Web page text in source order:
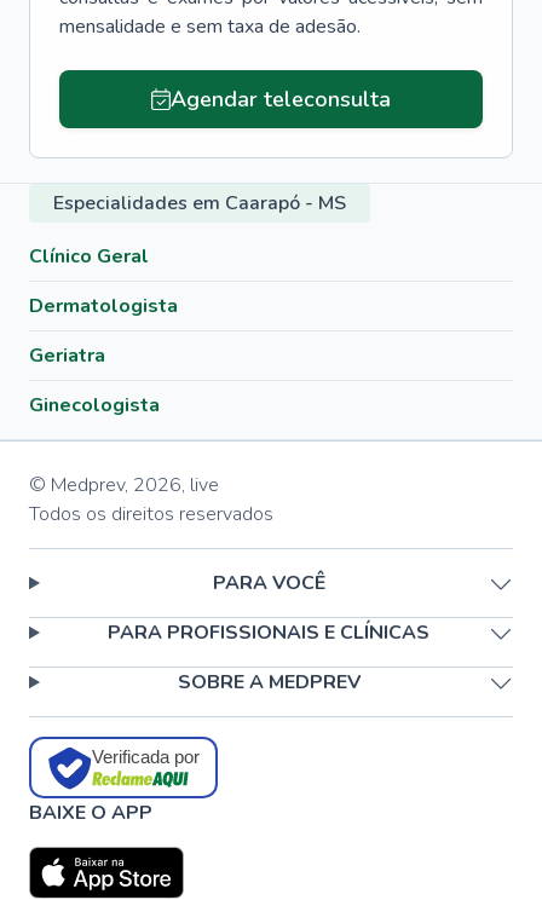
mensalidade e sem taxa de adesão.
Agendar teleconsulta
Especialidades em Caarapó - MS
Clínico Geral
Dermatologista
Geriatra
Ginecologista
© Medprev, 2026, live
Todos os direitos reservados
PARA VOCÊ
PARA PROFISSIONAIS E CLÍNICAS
SOBRE A MEDPREV
Verificada por
BAIXE O APP